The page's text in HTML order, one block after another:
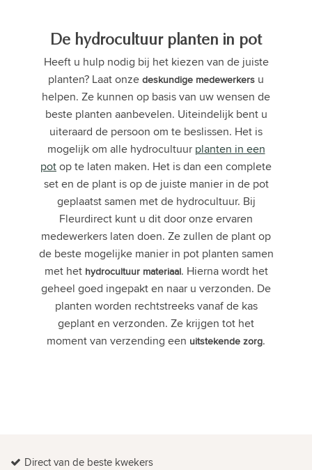
De hydrocultuur planten in pot
Heeft u hulp nodig bij het kiezen van de juiste
planten? Laat onze deskundige medewerkers u
helpen. Ze kunnen op basis van uw wensen de
beste planten aanbevelen. Uiteindelijk bent u
uiteraard de persoon om te beslissen. Het is
mogelijk om alle hydrocultuur planten in een
potop te laten maken. Het is dan een complete
set en de plant is op de juiste manier in de pot
geplaatst samen met de hydrocultuur. Bij
Fleurdirect kunt u dit door onze ervaren
medewerkers laten doen. Ze zullen de plant op
de beste mogelijke manier in pot planten samen
met het hydrocultuur materiaal. Hierna wordt het
geheel goed ingepakt en naar u verzonden. De
planten worden rechtstreeks vanaf de kas
geplant en verzonden. Ze krijgen tot het
moment van verzending een uitstekende zorg.
Direct van de beste kwekers